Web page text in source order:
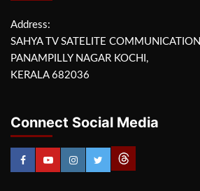
Address:
SAHYA TV SATELITE COMMUNICATION
PANAMPILLY NAGAR KOCHI,
KERALA 682036
Connect Social Media